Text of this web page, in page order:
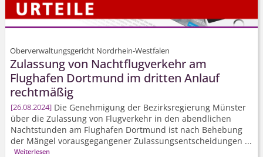
Oberverwaltungsgericht Nordrhein-Westfalen
Zulassung von Nachtflugverkehr am
Flughafen Dortmund im dritten Anlauf
rechtmäßig
26.08.2024 Die Genehmigung der Bezirksregierung Münster
über die Zulassung von Flugverkehr in den abendlichen
Nachtstunden am Flughafen Dortmund ist nach Behebung
der Mängel vorausgegangener Zulassungs­entscheidungen ...
Weiterlesen